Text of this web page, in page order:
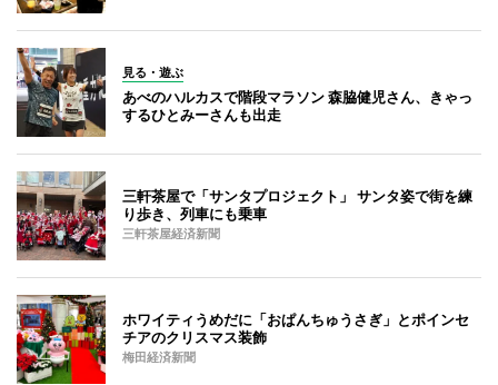
見る・遊ぶ
あべのハルカスで階段マラソン 森脇健児さん、きゃっ
するひとみーさんも出走
三軒茶屋で「サンタプロジェクト」 サンタ姿で街を練
り歩き、列車にも乗車
三軒茶屋経済新聞
ホワイティうめだに「おぱんちゅうさぎ」とポインセ
チアのクリスマス装飾
梅田経済新聞